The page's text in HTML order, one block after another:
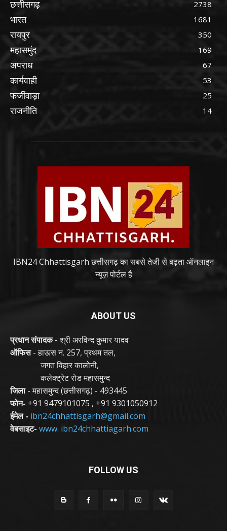
छत्तीसगढ़ 2738
भारत 1681
रायपुर 350
महासमुंद 169
अपराध 67
कार्यवाही 53
फर्जीवाड़ा 25
राजनीति 14
IBN24 Chhattisgarh छत्तीसगढ़ का सबसे तेजी से बढ़ता ऑनलाइन
न्यूज़ पोर्टल है
ABOUT US
प्रधान संपादक- श्री अरविन्द कुमार यादव
ऑफिस- हाऊस न. 257, प्रथम तल,
जगत विहार कालोनी,
कलेक्ट्रेट रोड महासमुन्द
जिला- महासमुन्द (छत्तीसगढ़) - 493445
फोन- +91 9479101075 , +91 9301050912
ईमेल - ibn24chhattisgarh@gmail.com
वेबसाइट- www. ibn24chhattiagarh.com
FOLLOW US